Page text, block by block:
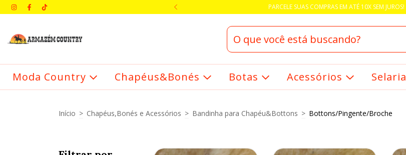
COMPRA: BEMVINDO PARCELE SUAS COMPRAS EM ATÉ 10X SEM JUROS!
Moda Country Chapéus&Bonés Botas Acessórios Selaria
Início > Chapéus,Bonés e Acessórios > Bandinha para Chapéu&Bottons > Bottons/Pingente/Broche